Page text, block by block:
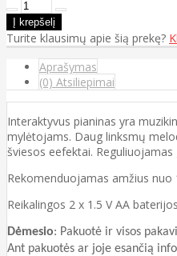
Turite klausimų apie šią prekę?
Aprašymas
(0) Atsiliepimai
Interaktyvus pianinas yra
mylėtojams. Daug linksmų
šviesos eefektai. Reguliuojamas
Rekomenduojamas amžius nuo
Reikalingos 2 x 1.5 V AA
Dėmesio: Pakuotė ir visos
Ant pakuotės ar joje esančią